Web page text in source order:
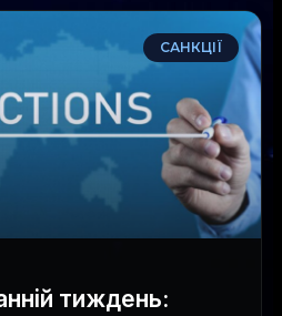
САНКЦІЇ
тиждень: